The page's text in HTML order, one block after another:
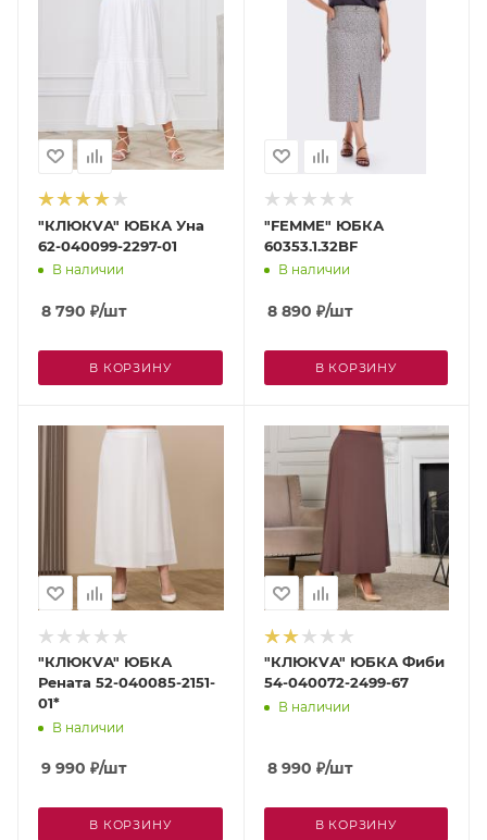
"КЛЮКVА" ЮБКА Уна
62-040099-2297-01
В наличии
8 790 ₽/шт
В КОРЗИНУ
"FEMME" ЮБКА
60353.1.32BF
В наличии
8 890 ₽/шт
В КОРЗИНУ
"КЛЮКVА" ЮБКА
Рената 52-040085-2151-
01*
В наличии
9 990 ₽/шт
В КОРЗИНУ
"КЛЮКVА" ЮБКА Фиби
54-040072-2499-67
В наличии
8 990 ₽/шт
В КОРЗИНУ